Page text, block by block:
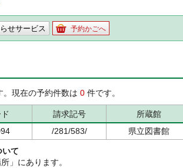
せサービス 予約かごへ
。現在の予約件数は 0 件です。
請求記号 所蔵館
/281/583/ 県立図書館
いて
」にあります。